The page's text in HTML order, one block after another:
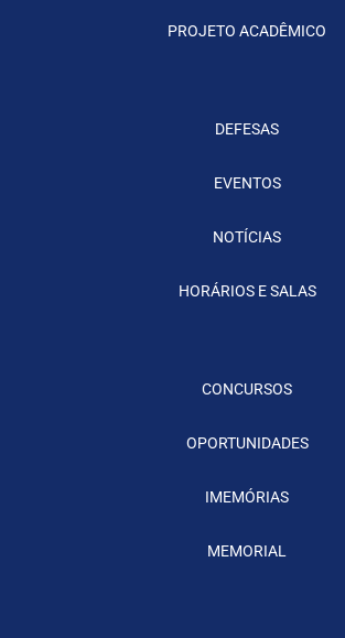
PROJETO ACADÊMICO
DEFESAS
EVENTOS
NOTÍCIAS
HORÁRIOS E SALAS
CONCURSOS
OPORTUNIDADES
IMEMÓRIAS
MEMORIAL